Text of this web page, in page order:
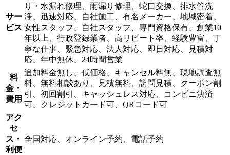
サー
ビス
り・水漏れ修理、雨漏り修理、蛇口交換、排水管洗
浄、迅速対応、自社施工、有名メーカー、地域密着、
女性スタッフ、自社スタッフ、専門資格保有、創業10
年以上、行政登録業者、高リピート率、経験豊富、丁
寧な仕事、緊急対応、法人対応、即日対応、見積対
応、年中無休、24時間営業
料
金・
費用
追加料金無し、低価格、キャンセル料無、現地調査無
料、無料相談あり、見積無料、訪問見積、クーポン割
引、初回割引、キャッシュレス対応、コンビニ決済
可、クレジットカード可、QRコード可
アク
セ
ス・
利便
全国対応、オンライン予約、電話予約